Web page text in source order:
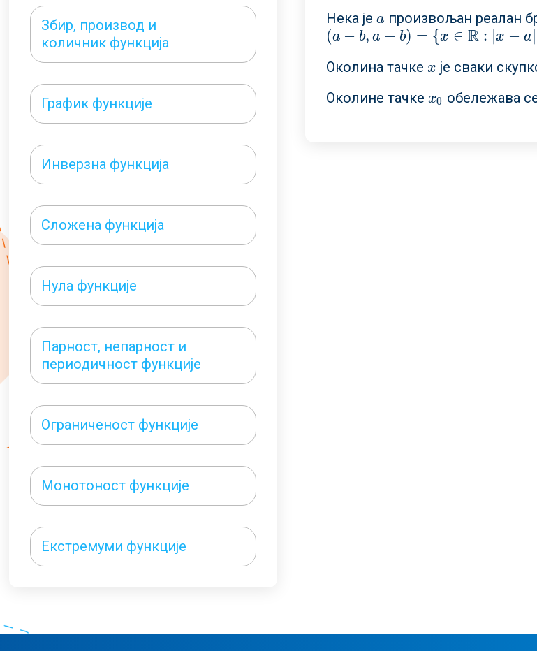
Збир, производ и
количник функција
График функције
Инверзна функција
Сложена функција
Нула функције
Парност, непарност и
периодичност функције
Ограниченост функције
Монотоност функције
Екстремуми функције
Нека је a
a произвољан реалан
(a − b, a + b) = {x ∈ R : |x − a|
(a−b, a+ b) ={ x∈ R:| x−a |< δ}
Околина тачке x
x је сваки
Околине тачке x0
x0 обележава